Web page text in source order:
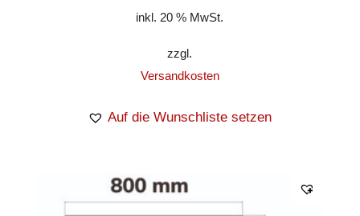
inkl. 20 % MwSt.
zzgl.
Versandkosten
Auf die Wunschliste setzen